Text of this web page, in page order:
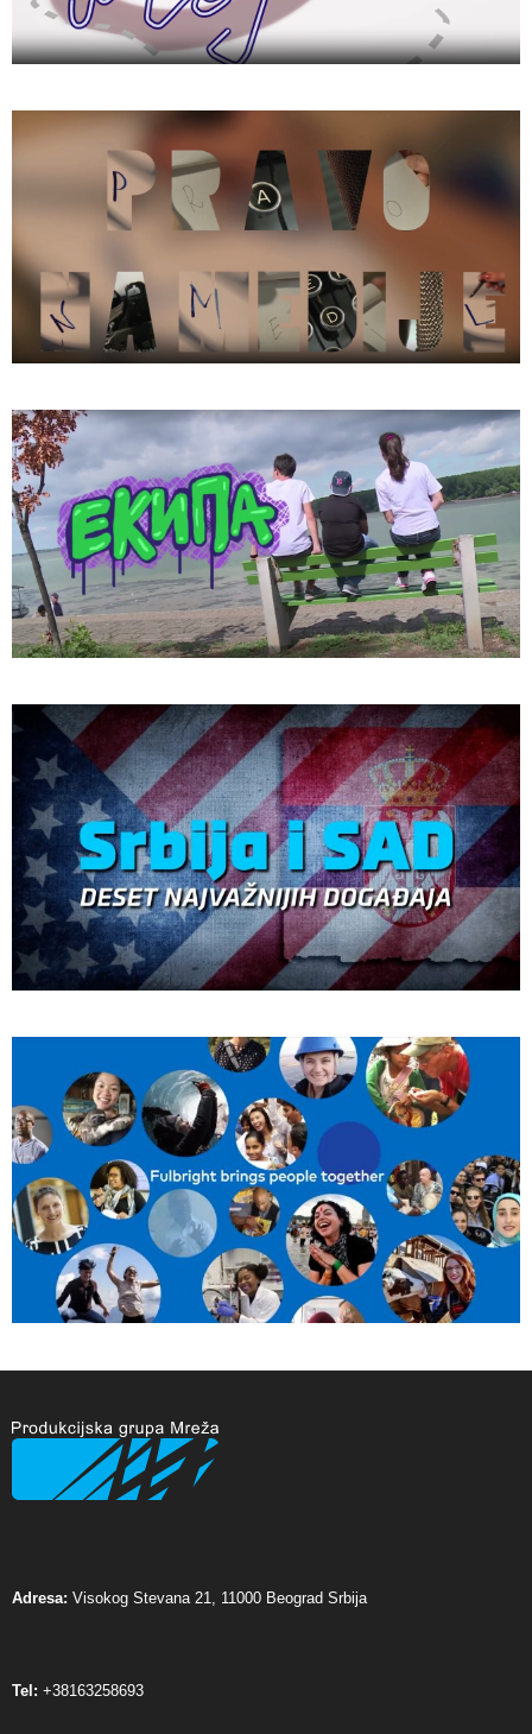
Adresa: Visokog Stevana 21, 11000 Beograd Srbija
Tel: +38163258693